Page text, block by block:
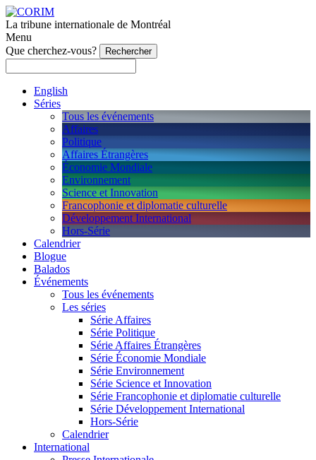
La tribune internationale de Montréal
Menu
Que cherchez-vous?
English
Séries
Tous les événements
Affaires
Politique
Affaires Étrangères
Économie Mondiale
Environnement
Science et Innovation
Francophonie et diplomatie culturelle
Développement International
Hors-Série
Calendrier
Blogue
Balados
Événements
Tous les événements
Les séries
Série Affaires
Série Politique
Série Affaires Étrangères
Série Économie Mondiale
Série Environnement
Série Science et Innovation
Série Francophonie et diplomatie culturelle
Série Développement International
Hors-Série
Calendrier
International